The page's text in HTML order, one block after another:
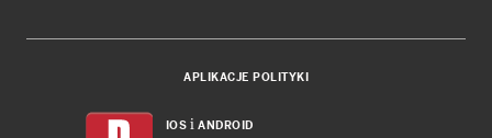
APLIKACJE POLITYKI
IOS i ANDROID